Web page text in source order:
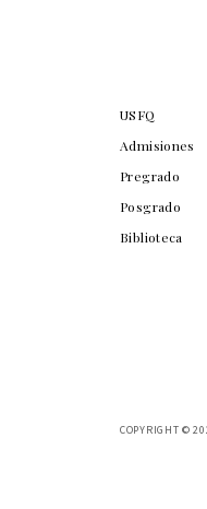
USFQ
Admisiones
Pregrado
Posgrado
Biblioteca
COPYRIGHT ©